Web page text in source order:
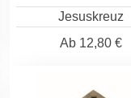
Jesuskreuz
Ab12,80 €